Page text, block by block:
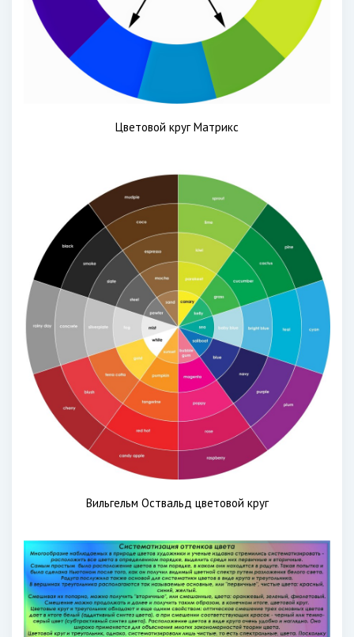
Цветовой круг Матрикс
Вильгельм Оствальд цветовой круг